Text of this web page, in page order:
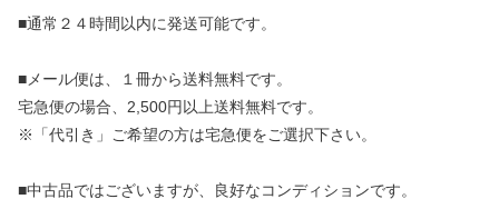
■通常２４時間以内に発送可能です。
■メール便は、１冊から送料無料です。
宅急便の場合、2,500円以上送料無料です。
※「代引き」ご希望の方は宅急便をご選択下さい。
■中古品ではございますが、良好なコンディションです。